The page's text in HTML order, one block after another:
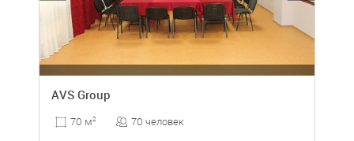
AVS Group
70 м2 70 человек